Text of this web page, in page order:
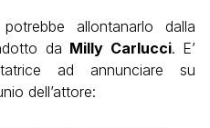
allontanarlo dalla
da Milly Carlucci. E’
ad annunciare su
dell’attore: